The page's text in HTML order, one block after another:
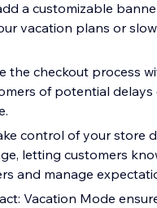
a customizable
vacation plans or
the checkout process
of potential delays
control of your store
letting customers
and manage
Vacation Mode